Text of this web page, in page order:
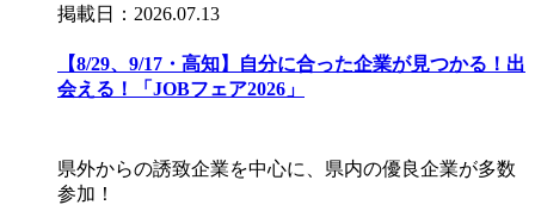
掲載日：2026.07.13
【8/29、9/17・高知】自分に合った企業が見つかる！出
会える！「JOBフェア2026」
県外からの誘致企業を中心に、県内の優良企業が多数
参加！